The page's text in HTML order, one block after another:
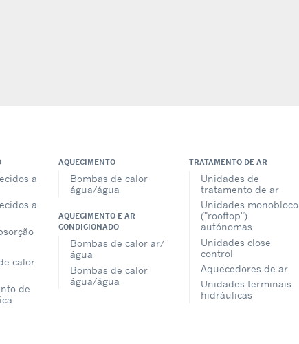
a
a
calor
de
AQUECIMENTO
Bombas de calor
água/água
AQUECIMENTO E AR
CONDICIONADO
Bombas de calor ar/
água
Bombas de calor
água/água
TRATAMENTO DE AR
Unidades de
tratamento de ar
Unidades monobloco
("rooftop")
autónomas
Unidades close
control
Aquecedores de ar
Unidades terminais
hidráulicas